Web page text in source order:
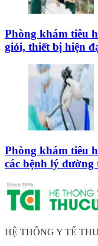
Phòng khám tiêu
giỏi, thiết bị hiện
Phòng khám tiêu
các bệnh lý đường
HỆ THỐNG Y TẾ